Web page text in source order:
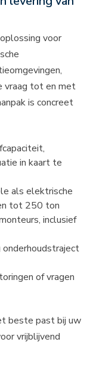
voor
vraag tot en met
is concreet
in kaart te
als elektrische
tot 250 ton
inclusief
onderhoudstraject
of vragen
beste past bij uw
vrijblijvend